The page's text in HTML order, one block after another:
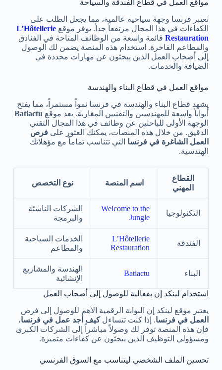
مواقع العمل في قطاع الفندقة والسياحة
تعتبر فرنسا وجهة سياحية عالمية، مما يجعل الطلب على
الكفاءات في هذا المجال مرتفعاً جداً. يوفر موقع L’Hôtellerie
Restauration قائمة واسعة من الوظائف المتاحة في الفنادق
والمطاعم الفاخرة. استخدام هذه المنصة يضمن لك الوصول
إلى أصحاب العمل الذين يبحثون عن مهارات محددة في
الضيافة والخدمات.
مواقع العمل في قطاع البناء والهندسة
يشهد قطاع البناء والهندسة في فرنسا نمواً مستمراً، مما يفتح
أبواباً واسعة للمهندسين والتقنيين المغاربة. يعد موقع Batiactu
الوجهة الأولى للباحثين عن وظائف في هذا المجال التقني
الدقيق. من خلال هذه المنصات، يمكنك العثور على فرص
العمل الشاغرة في فرنسا التي تتناسب تماماً مع مؤهلاتك
الهندسية.
القطاع
المهني
اسم المنصة نوع التخصص
التكنولوجيا
Welcome to the
Jungle
الشركات الناشئة
والبرمجة
الفندقة
L’Hôtellerie
Restauration
الخدمات السياحية
والمطاعم
البناء Batiactu
الهندسة والمشاريع
الإنشائية
استخدام لينكد إن بفعالية للوصول إلى أصحاب العمل
يعتبر موقع لينكد إن البوابة الرقمية الأهم للوصول إلى فرص
العمل في فرنسا. إذا كنت تتساءلكيف أجد عمل في فرنسا،
فإن هذه المنصة توفر لك وصولاً مباشراً إلى الشركات الكبرى
ومسؤولي التوظيف الذين يبحثون عن كفاءات متميزة.
تحسين الملف الشخصي ليتناسب مع السوق الفرنسي